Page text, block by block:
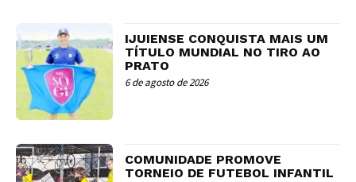
IJUIENSE CONQUISTA MAIS UM
TÍTULO MUNDIAL NO TIRO AO
PRATO
6 de agosto de 2026
COMUNIDADE PROMOVE
TORNEIO DE FUTEBOL INFANTIL